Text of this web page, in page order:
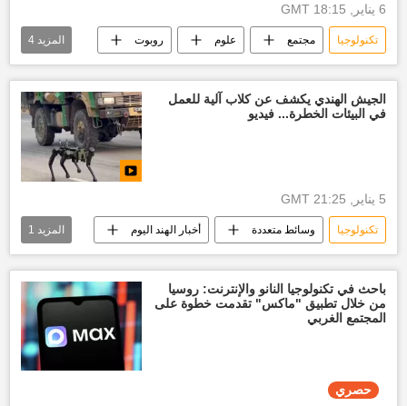
6 يناير, 18:15 GMT
تكنولوجيا مجتمع علوم روبوت
العالم نانو ضوء حاسب
المزيد 4
الجيش الهندي يكشف عن كلاب آلية للعمل
في البيئات الخطرة... فيديو
5 يناير, 21:25 GMT
تكنولوجيا وسائط متعددة أخبار الهند اليوم
نادي الفيديو
المزيد 1
باحث في تكنولوجيا النانو والإنترنت: روسيا
من خلال تطبيق "ماكس" تقدمت خطوة على
المجتمع الغربي
حصري